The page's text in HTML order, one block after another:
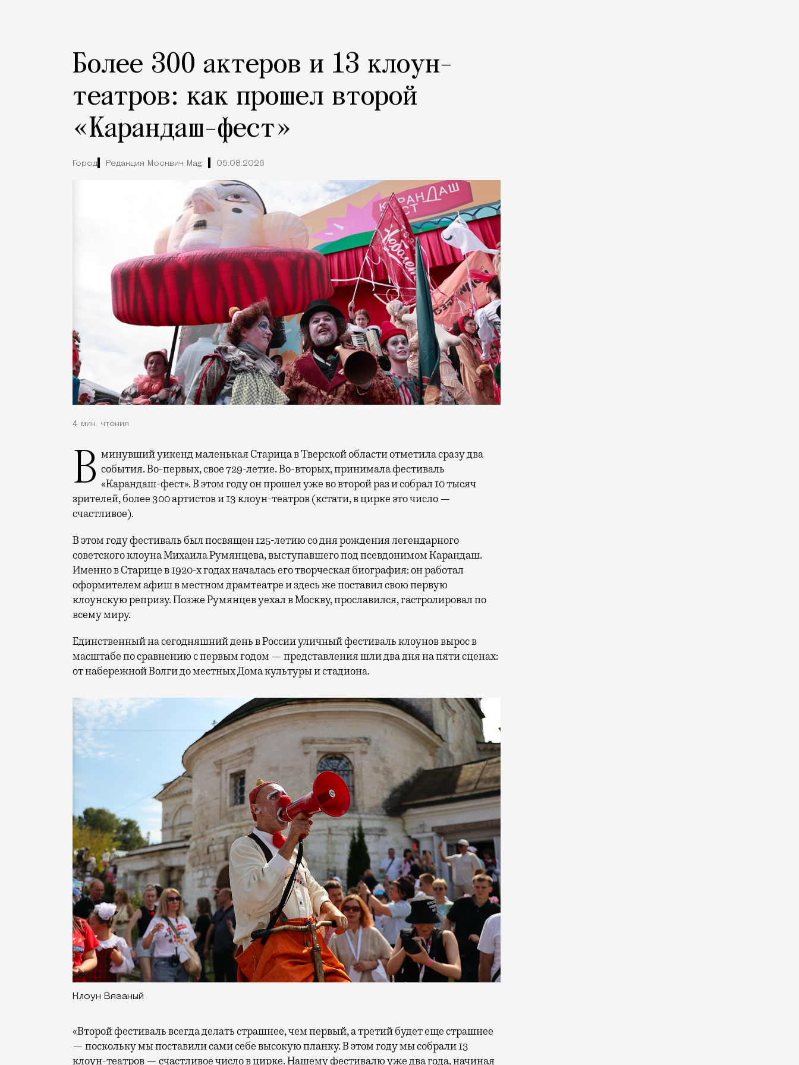
Более 300 актеров и 13 клоун-
театров: как прошел второй
«Карандаш-фест»
Город Редакция Москвич Mag 05.08.2026
4 мин. чтения
В минувший уикенд маленькая Старица в Тверской области отметила сразу два события. Во-первых, свое 729-летие. Во-вторых, принимала фестиваль
«Карандаш-фест». В этом году он прошел уже во второй раз и собрал 10 тысяч
зрителей, более 300 артистов и 13 клоун-театров (кстати, в цирке это число —
счастливое).
В этом году фестиваль был посвящен 125-летию со дня рождения легендарного
советского клоуна Михаила Румянцева, выступавшего под псевдонимом Карандаш.
Именно в Старице в 1920-х годах началась его творческая биография: он работал
оформителем афиш в местном драмтеатре и здесь же поставил свою первую
клоунскую репризу. Позже Румянцев уехал в Москву, прославился, гастролировал по
всему миру.
Единственный на сегодняшний день в России уличный фестиваль клоунов вырос в
масштабе по сравнению с первым годом — представления шли два дня на пяти сценах:
от набережной Волги до местных Дома культуры и стадиона.
Клоун Вязаный
«Второй фестиваль всегда делать страшнее, чем первый, а третий будет еще страшнее
— поскольку мы поставили сами себе высокую планку. В этом году мы собрали 13
клоун-театров — счастливое число в цирке. Нашему фестивалю уже два года, начиная